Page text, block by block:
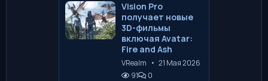
Vision Pro
получает новые
3D-фильмы
включая Avatar:
Fire and Ash
VRealm • 21 Мая 2026
91
0